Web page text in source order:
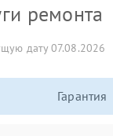
ремонта
дату 07.08.2026
Гарантия